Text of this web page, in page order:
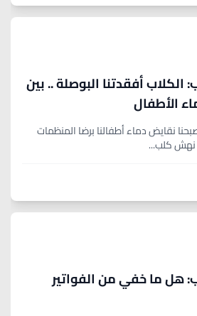
زيدون الحديد يكتب: الكلاب أفقدتنا البوصلة .. بين
الأطفال
نقايض دماء أطفالنا برضا المنظمات
نهش كلب...
هل ما خفي من الفواتير